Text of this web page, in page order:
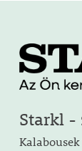
Starkl -
Kalabousek